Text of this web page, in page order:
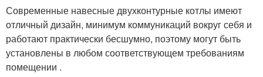
Современные навесные двухконтурные котлы имеют
отличный дизайн, минимум коммуникаций вокруг себя и
работают практически бесшумно, поэтому могут быть
установлены в любом соответствующем требованиям
помещении .